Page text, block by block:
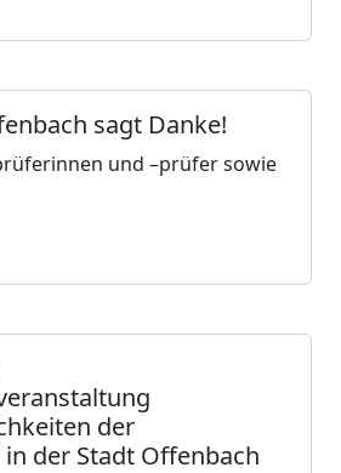
sagt Danke!
und –prüfer sowie
der
der Stadt Offenbach